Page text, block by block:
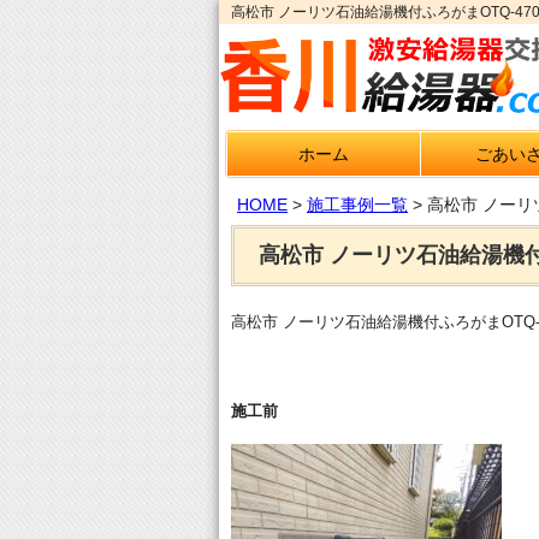
高松市 ノーリツ石油給湯機付ふろがまOTQ-
ホーム ごあい
HOME > 施工事例一覧 > 高松市 ノーリ
高松市 ノーリツ石油給湯機
高松市 ノーリツ石油給湯機付ふろがま
施工前